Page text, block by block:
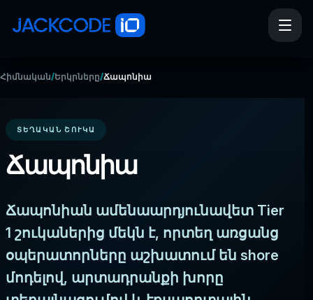
Հիմնական/Երկրները/Ճապոնիա
ՏԵՂԱԿԱՆ ՇՈՒԿԱ
Ճապոնիա
Ճապոնիան ամենաարդյունավետ Tier
1 շուկաներից մեկն է, որտեղ առցանց
օպերատորները աշխատում են shore
մոդելով, արտադրանքի խորը